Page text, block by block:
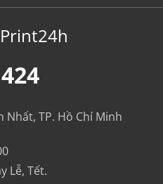
Nhất, TP. Hồ Chí Minh
Lễ, Tết.